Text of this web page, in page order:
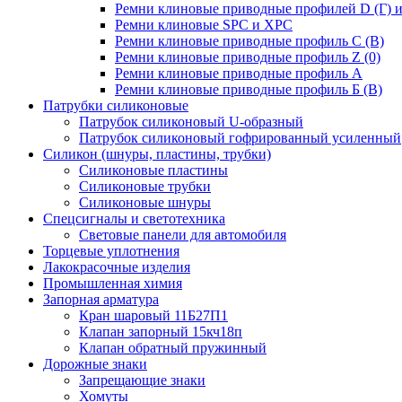
Ремни клиновые приводные профилей D (Г)
Ремни клиновые SPC и XPC
Ремни клиновые приводные профиль C (В)
Ремни клиновые приводные профиль Z (0)
Ремни клиновые приводные профиль А
Ремни клиновые приводные профиль Б (B)
Патрубки силиконовые
Патрубок силиконовый U-образный
Патрубок силиконовый гофрированный усиленный
Силикон (шнуры, пластины, трубки)
Силиконовые пластины
Силиконовые трубки
Силиконовые шнуры
Спецсигналы и светотехника
Световые панели для автомобиля
Торцевые уплотнения
Лакокрасочные изделия
Промышленная химия
Запорная арматура
Кран шаровый 11Б27П1
Клапан запорный 15кч18п
Клапан обратный пружинный
Дорожные знаки
Запрещающие знаки
Хомуты